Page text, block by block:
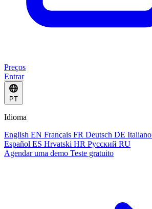
Preços
Entrar
PT
Idioma
English EN Français FR Deutsch DE Italiano
Español ES Hrvatski HR Русский RU
Agendar uma demo Teste gratuito